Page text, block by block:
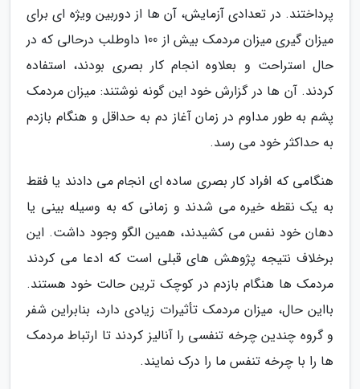
پرداختند. در تعدادی آزمایش، آن ها از دوربین ویژه ای برای
میزان گیری میزان مردمک بیش از 100 داوطلب درحالی که در
حال استراحت و بعلاوه انجام کار بصری بودند، استفاده
کردند. آن ها در گزارش خود این گونه نوشتند: میزان مردمک
پشم به طور مداوم در زمان آغاز دم به حداقل و هنگام بازدم
به حداکثر خود می رسد.
هنگامی که افراد کار بصری ساده ای انجام می دادند یا فقط
به یک نقطه خیره می شدند و زمانی که به وسیله بینی یا
دهان خود نفس می کشیدند، همین الگو وجود داشت. این
برخلاف نتیجه پژوهش های قبلی است که ادعا می کردند
مردمک ها هنگام بازدم در کوچک ترین حالت خود هستند.
بااین حال، میزان مردمک تأثیرات زیادی دارد، بنابراین شفر
و گروه چندین چرخه تنفسی را آنالیز کردند تا ارتباط مردمک
ها را با چرخه تنفس ما را درک نمایند.